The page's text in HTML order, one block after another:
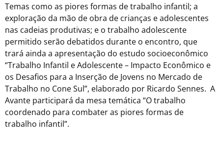
Temas como as piores formas de trabalho infantil; a
exploração da mão de obra de crianças e adolescentes
nas cadeias produtivas; e o trabalho adolescente
permitido serão debatidos durante o encontro, que
trará ainda a apresentação do estudo socioeconômico
“Trabalho Infantil e Adolescente – Impacto Econômico e
os Desafios para a Inserção de Jovens no Mercado de
Trabalho no Cone Sul”, elaborado por Ricardo Sennes. A
Avante participará da mesa temática “O trabalho
coordenado para combater as piores formas de
trabalho infantil”.